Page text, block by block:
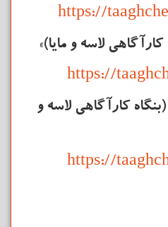
https://
لاسه و مایا)»
https://
کارآگاهی لاسه و
https://